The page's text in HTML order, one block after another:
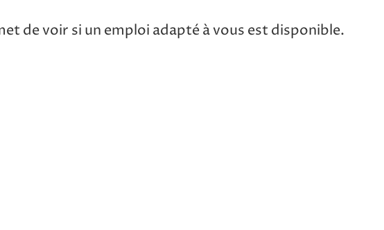
de voir si un emploi adapté à vous est disponible.